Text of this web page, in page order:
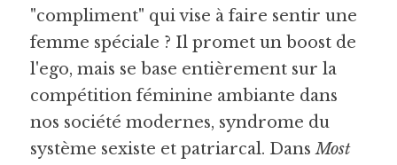
"compliment" qui vise à faire sentir une
femme spéciale ? Il promet un boost de
l'ego, mais se base entièrement sur la
compétition féminine ambiante dans
nos société modernes, syndrome du
système sexiste et patriarcal. Dans Most